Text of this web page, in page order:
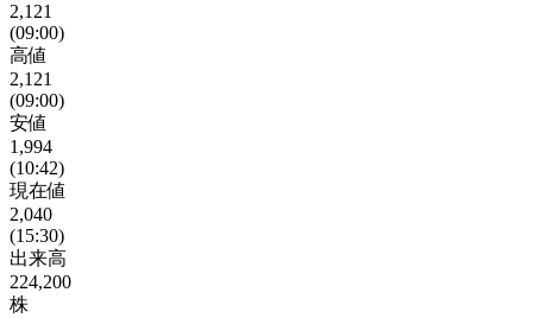
2,121
(09:00)
高値
2,121
(09:00)
安値
1,994
(10:42)
現在値
2,040
(15:30)
出来高
224,200
株